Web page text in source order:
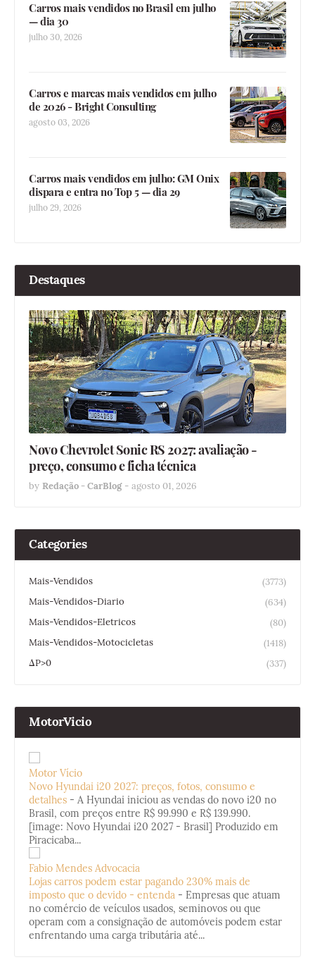
Carros mais vendidos no Brasil em julho
— dia 30
julho 30, 2026
Carros e marcas mais vendidos em julho
de 2026 - Bright Consulting
agosto 03, 2026
Carros mais vendidos em julho: GM Onix
dispara e entra no Top 5 — dia 29
julho 29, 2026
Destaques
Novo Chevrolet Sonic RS 2027: avaliação -
preço, consumo e ficha técnica
by Redação - CarBlog - agosto 01, 2026
Categories
Mais-Vendidos
(3773)
Mais-Vendidos-Diario
(634)
Mais-Vendidos-Eletricos
(80)
Mais-Vendidos-Motocicletas
(1418)
ΔP>0
(337)
MotorVicio
Motor Vício
Novo Hyundai i20 2027: preços, fotos, consumo e
detalhes - A Hyundai iniciou as vendas do novo i20 no
Brasil, com preços entre R$ 99.990 e R$ 139.990.
[image: Novo Hyundai i20 2027 - Brasil] Produzido em
Piracicaba...
Fabio Mendes Advocacia
Lojas carros podem estar pagando 230% mais de
imposto que o devido - entenda - Empresas que atuam
no comércio de veículos usados, seminovos ou que
operam com a consignação de automóveis podem estar
enfrentando uma carga tributária até...